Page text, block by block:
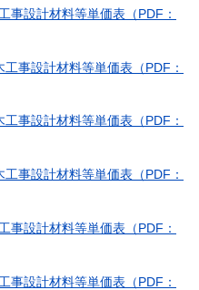
事設計材料等単価表（PDF：
事設計材料等単価表（PDF：
事設計材料等単価表（PDF：
事設計材料等単価表（PDF：
事設計材料等単価表（PDF：
事設計材料等単価表（PDF：